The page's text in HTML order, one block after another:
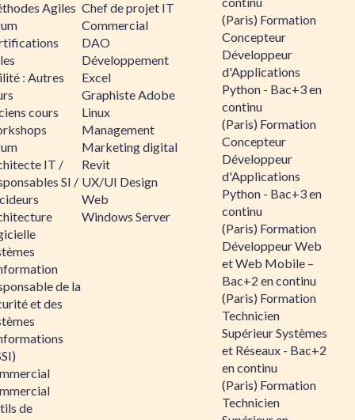
Agiles
: Autres
cours
IT /
SI /
de la
et des
de
Chef de projet IT
Commercial
DAO
Développement
Excel
Graphiste Adobe
Linux
Management
Marketing digital
Revit
UX/UI Design
Web
Windows Server
(Paris) Formation
Concepteur
Développeur
d'Applications
Python - Bac+3 en
continu
(Paris) Formation
Concepteur
Développeur
d'Applications
Python - Bac+3 en
continu
(Paris) Formation
Développeur Web
et Web Mobile –
Bac+2 en continu
(Paris) Formation
Technicien
Supérieur Systèmes
et Réseaux - Bac+2
en continu
(Paris) Formation
Technicien